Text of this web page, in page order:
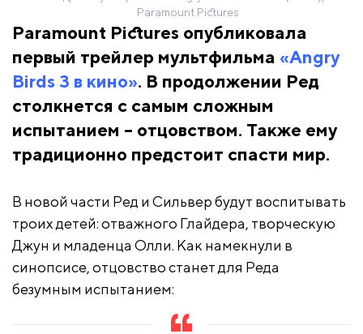
Paramount Pictures
Paramount Pictures опубликовала
первый трейлер мультфильма «Angry
Birds 3 в кино». В продолжении Ред
столкнется с самым сложным
испытанием – отцовством. Также ему
традиционно предстоит спасти мир.
В новой части Ред и Сильвер будут воспитывать
троих детей: отважного Глайдера, творческую
Джун и младенца Олли. Как намекнули в
синопсисе, отцовство станет для Реда
безумным испытанием: